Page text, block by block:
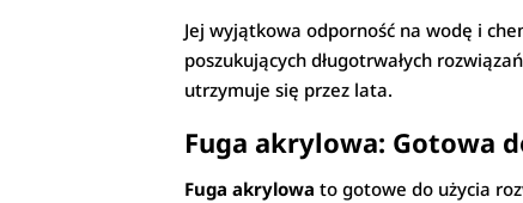
Jej wyjątkowa odporność na wodę i
poszukujących długotrwałych
utrzymuje się przez lata.
Fuga akrylowa: Gotowa
Fuga akrylowa to gotowe do użycia